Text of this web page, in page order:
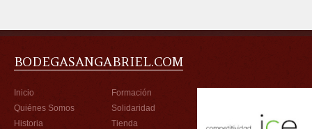
BODEGASANGABRIEL.COM
Inicio
Quiénes Somos
Historia
Formación
Solidaridad
Tienda